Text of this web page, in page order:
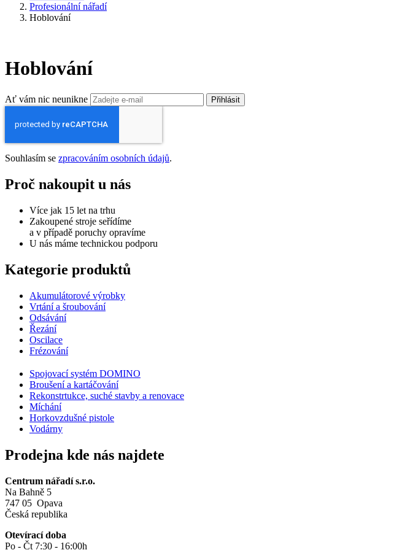
Profesionální nářadí
Hoblování
Hoblování
Ať vám nic neunikne Přihlásit
Souhlasím se zpracováním osobních údajů.
Proč nakoupit u nás
Více jak 15 let na trhu
Zakoupené stroje seřídíme
a v případě poruchy opravíme
U nás máme technickou podporu
Kategorie produktů
Akumulátorové výrobky
Vrtání a šroubování
Odsávání
Řezání
Oscilace
Frézování
Spojovací systém DOMINO
Broušení a kartáčování
Rekonstrtukce, suché stavby a renovace
Míchání
Horkovzdušné pistole
Vodárny
Prodejna kde nás najdete
Centrum nářadí s.r.o.
Na Bahně 5
747 05 Opava
Česká republika
Otevírací doba
Po - Čt 7:30 - 16:00h